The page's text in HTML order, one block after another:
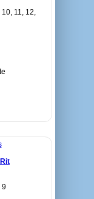
10, 11, 12,
9